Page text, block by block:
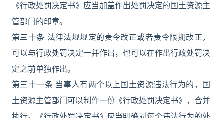
《行政处罚决定书》应当加盖作出处罚决定的国土资源主
管部门的印章。
第三十条 法律法规规定的责令改正或者责令限期改正，
可以与行政处罚决定一并作出，也可以在作出行政处罚决
定之前单独作出。
第三十一条 当事人有两个以上国土资源违法行为的，国
土资源主管部门可以制作一份《行政处罚决定书》，合并
执行。《行政处罚决定书》应当明确对每个违法行为的处